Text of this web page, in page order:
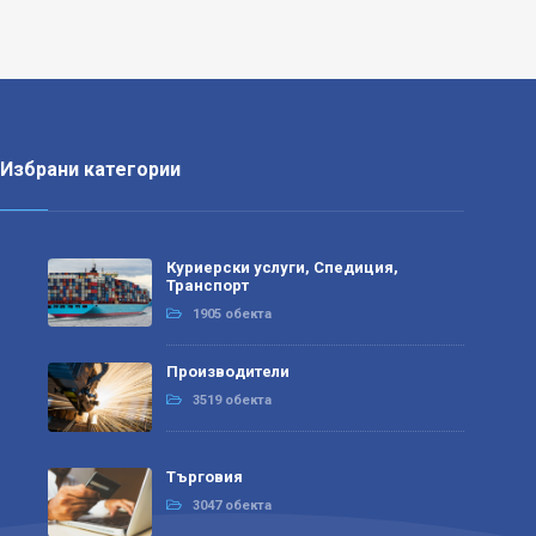
Избрани категории
Куриерски услуги, Спедиция,
Транспорт
1905 обекта
Производители
3519 обекта
Търговия
3047 обекта